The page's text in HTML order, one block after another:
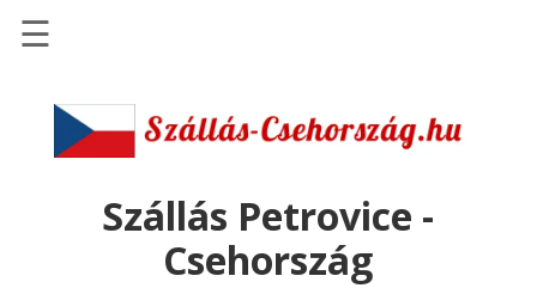
Szállások
Szállásinfo.eu
pénzvisszatérítéssel
☰
Szállás Petrovice -
Csehország